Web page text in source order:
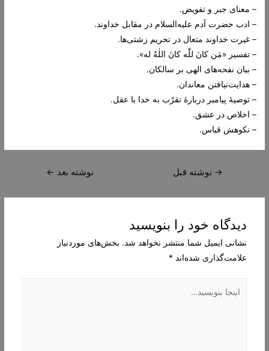
– معنای جبر و تفویض.
– ادب حضرت آدم علیه‌السلام در مقابل خداوند.
– غیرت خداوند متعال در تحریم زشتی‌ها.
– تفسیر «مَن کانَ للّٰه کانَ اللٰهُ له».
– بیان نفحه‌های الهی بر سالکان.
– هدایت‌نیافتن معاندان.
– توصیۀ پیامبر دربارۀ تقرّب به خدا با عقل.
– اخلاص در عشق.
– نکوهش قیاس.
راهبری
→ نوشته قبل نوشته بعد ←
دیدگاه‌ خود را بنویسید
نشانی ایمیل شما منتشر نخواهد شد. بخش‌های موردنیاز
علامت‌گذاری شده‌اند *
بنویسید…